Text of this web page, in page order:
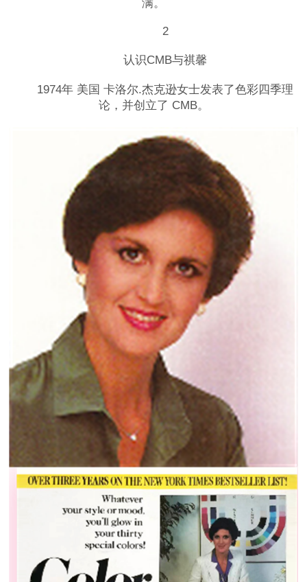
满。
2
认识CMB与祺馨
1974年 美国 卡洛尔.杰克逊女士发表了色彩四季理
论，并创立了 CMB。